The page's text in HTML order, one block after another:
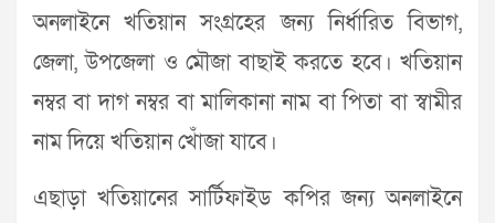
অনলাইনে খতিয়ান সংগ্রহের জন্য নির্ধারিত বিভাগ,
জেলা, উপজেলা ও মৌজা বাছাই করতে হবে। খতিয়ান
নম্বর বা দাগ নম্বর বা মালিকানা নাম বা পিতা বা স্বামীর
নাম দিয়ে খতিয়ান খোঁজা যাবে।
এছাড়া খতিয়ানের সার্টিফাইড কপির জন্য অনলাইনে